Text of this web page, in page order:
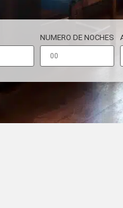
NUMERO DE NOCHES